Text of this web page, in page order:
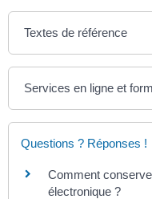
Textes de référence
Services en ligne et
Questions ? Réponses !
Comment
électronique ?